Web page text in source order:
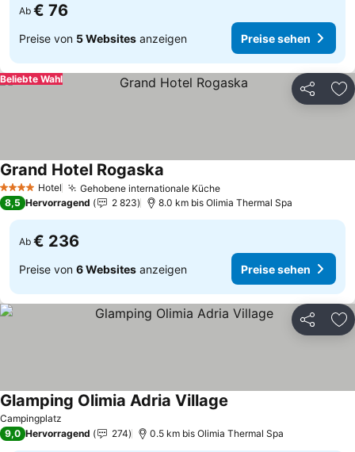
Ab € 76
Preise von 5 Websites anzeigen Preise sehen
Teilen
Beliebte Wahl
4 Sterne Hotel Gehobene internationale KüchePreise sehen
Grand Hotel Rogaska
8,5 Hervorragend 2 823 8.0 km bis Olimia Thermal Spa
Ab € 236
Preise von 6 Websites anzeigen Preise sehen
Teilen
Campingplatz
Glamping Olimia Adria Village
9,0 Hervorragend 274 0.5 km bis Olimia Thermal Spa